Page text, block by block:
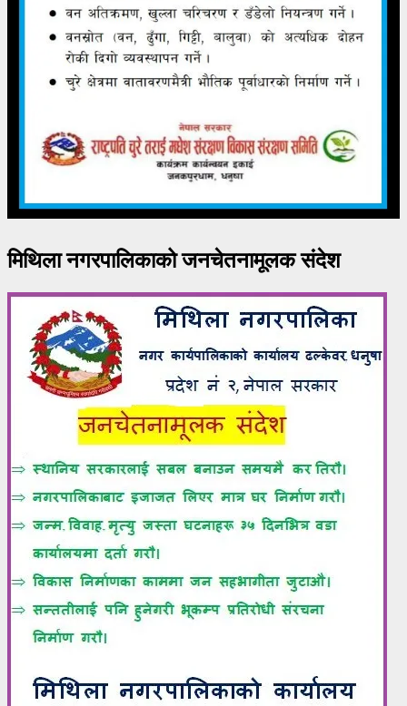
मिथिला नगरपालिकाको जनचेतनामूलक संदेश